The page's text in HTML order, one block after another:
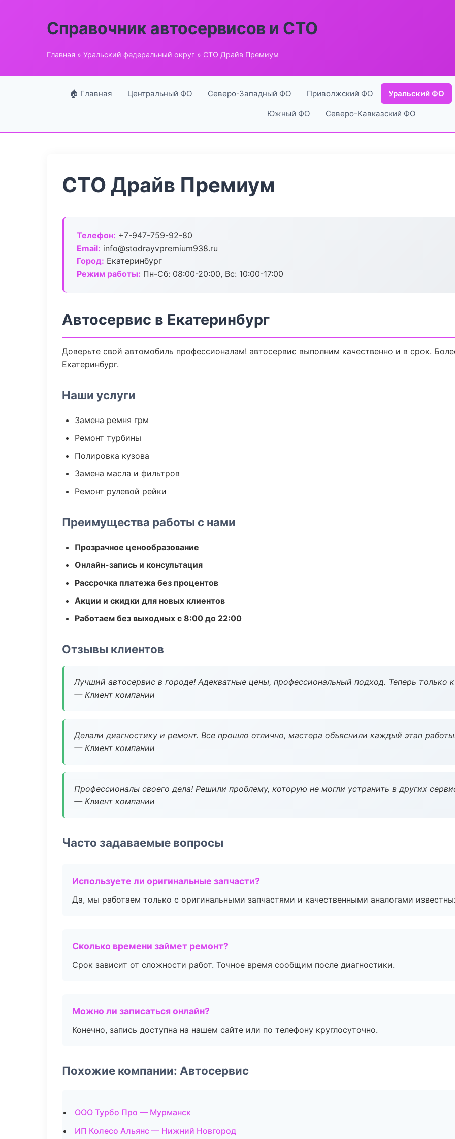
Справочник автосервисов и СТО
Главная » Уральский федеральный округ » СТО Драйв Премиум
🏠 Главная Центральный ФО Северо-Западный ФО Приволжский ФО Уральский ФО
Южный ФО Северо-Кавказский ФО
СТО Драйв Премиум
Телефон: +7-947-759-92-80
Email: info@stodrayvpremium938.ru
Город: Екатеринбург
Режим работы: Пн-Сб: 08:00-20:00, Вс: 10:00-17:00
Автосервис в Екатеринбург
Доверьте свой автомобиль профессионалам! автосервис выполним качественно и в срок.
Екатеринбург.
Наши услуги
Замена ремня грм
Ремонт турбины
Полировка кузова
Замена масла и фильтров
Ремонт рулевой рейки
Преимущества работы с нами
Прозрачное ценообразование
Онлайн-запись и консультация
Рассрочка платежа без процентов
Акции и скидки для новых клиентов
Работаем без выходных с 8:00 до 22:00
Отзывы клиентов
Лучший автосервис в городе! Адекватные цены, профессиональный подход. Теперь только
— Клиент компании
Делали диагностику и ремонт. Все прошло отлично, мастера объяснили каждый этап
— Клиент компании
Профессионалы своего дела! Решили проблему, которую не могли устранить в других
— Клиент компании
Часто задаваемые вопросы
Используете ли оригинальные запчасти?
Да, мы работаем только с оригинальными запчастями и качественными аналогами
Сколько времени займет ремонт?
Срок зависит от сложности работ. Точное время сообщим после диагностики.
Можно ли записаться онлайн?
Конечно, запись доступна на нашем сайте или по телефону круглосуточно.
Похожие компании: Автосервис
ООО Турбо Про — Мурманск
ИП Колесо Альянс — Нижний Новгород